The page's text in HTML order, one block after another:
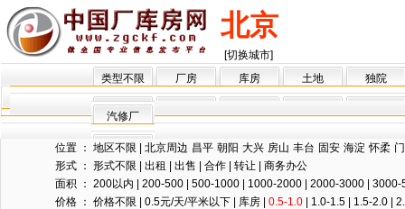
北京
[切换城市]
类型不限
厂房 库房 土地 独院
汽修厂
位置 ： 地区不限 北京周边 昌平 朝阳 大兴 房山 丰台 固安 海淀 怀柔
形式 ： 形式不限 出租 出售 合作 转让
商务办公
面积 ： 200以内 200-500 500-1000 1000-2000 2000-3000
3000-
价格 ： 价格不限 0.5元/天/平米以下 库房 0.5-1.0 1.0-1.5 1.5-2.0